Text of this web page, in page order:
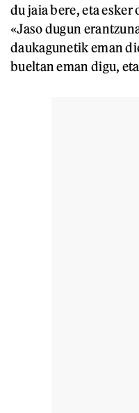
du jaia bere, eta esker
«Jaso dugun
daukagunetik eman
bueltan eman digu,